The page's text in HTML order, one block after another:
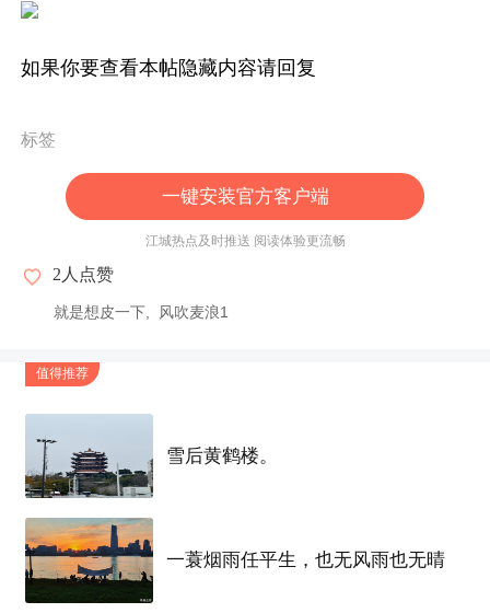
如果你要查看本帖隐藏内容请回复
标签
一键安装官方客户端
江城热点及时推送 阅读体验更流畅
2 人点赞
就是想皮一下 风吹麦浪1
值得推荐
雪后黄鹤楼。
一蓑烟雨任平生，也无风雨也无晴